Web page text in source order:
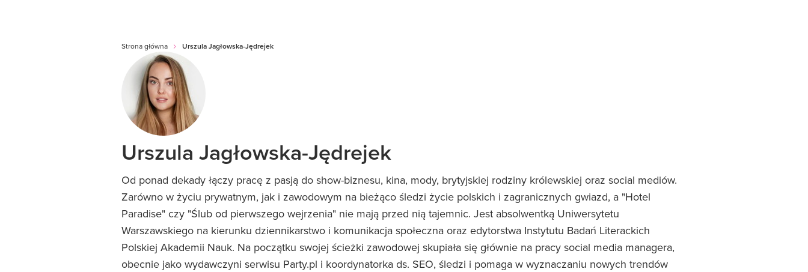
Strona główna Urszula Jagłowska-Jędrejek
Urszula Jagłowska-Jędrejek
Od ponad dekady łączy pracę z pasją do show-biznesu, kina, mody, brytyjskiej rodziny królewskiej oraz social mediów.
Zarówno w życiu prywatnym, jak i zawodowym na bieżąco śledzi życie polskich i zagranicznych gwiazd, a "Hotel
Paradise" czy "Ślub od pierwszego wejrzenia" nie mają przed nią tajemnic. Jest absolwentką Uniwersytetu
Warszawskiego na kierunku dziennikarstwo i komunikacja społeczna oraz edytorstwa Instytutu Badań Literackich
Polskiej Akademii Nauk. Na początku swojej ścieżki zawodowej skupiała się głównie na pracy social media managera,
obecnie jako wydawczyni serwisu Party.pl i koordynatorka ds. SEO, śledzi i pomaga w wyznaczaniu nowych trendów